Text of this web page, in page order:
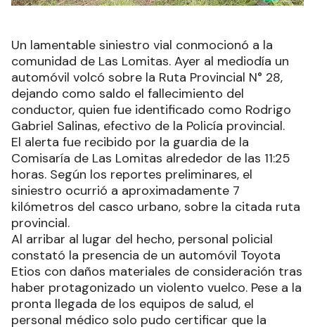
Un lamentable siniestro vial conmocionó a la
comunidad de Las Lomitas. Ayer al mediodía un
automóvil volcó sobre la Ruta Provincial N° 28,
dejando como saldo el fallecimiento del
conductor, quien fue identificado como Rodrigo
Gabriel Salinas, efectivo de la Policía provincial.
El alerta fue recibido por la guardia de la
Comisaría de Las Lomitas alrededor de las 11:25
horas. Según los reportes preliminares, el
siniestro ocurrió a aproximadamente 7
kilómetros del casco urbano, sobre la citada ruta
provincial.
Al arribar al lugar del hecho, personal policial
constató la presencia de un automóvil Toyota
Etios con daños materiales de consideración tras
haber protagonizado un violento vuelco. Pese a la
pronta llegada de los equipos de salud, el
personal médico solo pudo certificar que la